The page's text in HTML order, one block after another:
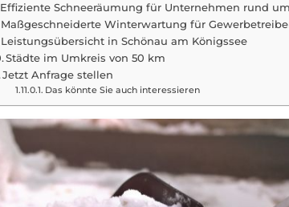
Effiziente Schneeräumung für Unternehmen rund
Maßgeschneiderte Winterwartung für
Leistungsübersicht in Schönau am Königssee
Städte im Umkreis von 50 km
Jetzt Anfrage stellen
Das könnte Sie auch interessieren